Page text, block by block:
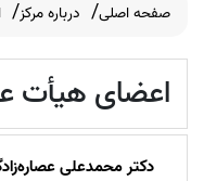
صفحه اصلی درباره مرکز
اعضای هیأت
دکتر محمدعلی